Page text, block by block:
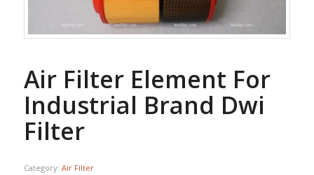
Air Filter Element For
Industrial Brand Dwi
Filter
Category: Air Filter